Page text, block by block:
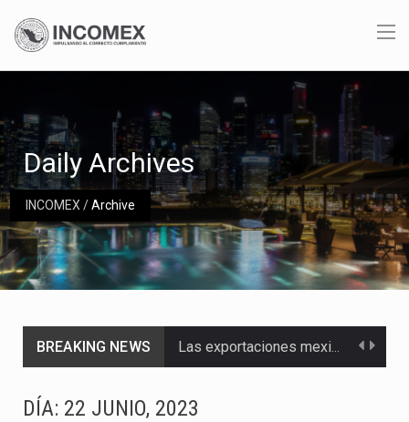
INCOMEX/Archive
Daily Archives
BREAKING NEWS Las exportaciones mexicanas de vehículos ligeros disminuyeron 9.67 % en julio a tasa anual, alcanzando…
DÍA: 22 JUNIO, 2023